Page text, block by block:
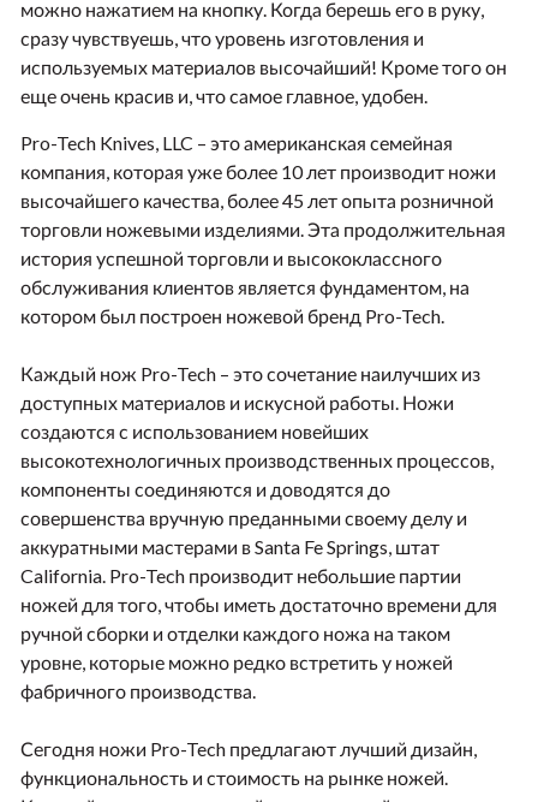
можно нажатием на кнопку. Когда берешь его в руку,
сразу чувствуешь, что уровень изготовления и
используемых материалов высочайший! Кроме того он
еще очень красив и, что самое главное, удобен.
Pro-Tech Knives, LLC – это американская семейная
компания, которая уже более 10 лет производит ножи
высочайшего качества, более 45 лет опыта розничной
торговли ножевыми изделиями. Эта продолжительная
история успешной торговли и высококлассного
обслуживания клиентов является фундаментом, на
котором был построен ножевой бренд Pro-Tech.
Каждый нож Pro-Tech – это сочетание наилучших из
доступных материалов и искусной работы. Ножи
создаются с использованием новейших
высокотехнологичных производственных процессов,
компоненты соединяются и доводятся до
совершенства вручную преданными своему делу и
аккуратными мастерами в Santa Fe Springs, штат
California. Pro-Tech производит небольшие партии
ножей для того, чтобы иметь достаточно времени для
ручной сборки и отделки каждого ножа на таком
уровне, которые можно редко встретить у ножей
фабричного производства.
Сегодня ножи Pro-Tech предлагают лучший дизайн,
функциональность и стоимость на рынке ножей.